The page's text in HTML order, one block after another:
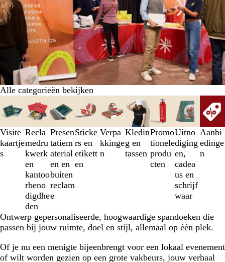
Alle categorieën bekijken
Visite
kaartje
s
Recla
medru
kwerk
en
kantoo
rbeno
digdhe
den
Presen
tatiem
aterial
en en
buiten
reclam
e
Sticke
rs en
etikett
en
Verpa
kkinge
n
Kledin
g en
tassen
Promo
tionele
produ
cten
Uitno
diging
en,
cadea
us en
schrijf
waar
Aanbi
edinge
n
1
3
van
9
Ontwerp gepersonaliseerde, hoogwaardige spandoeken die
passen bij jouw ruimte, doel en stijl, allemaal op één plek.
Of je nu een menigte bijeenbrengt voor een lokaal evenement
of wilt worden gezien op een grote vakbeurs, jouw verhaal